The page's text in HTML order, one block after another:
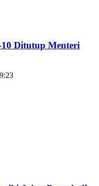
Ditutup Menteri